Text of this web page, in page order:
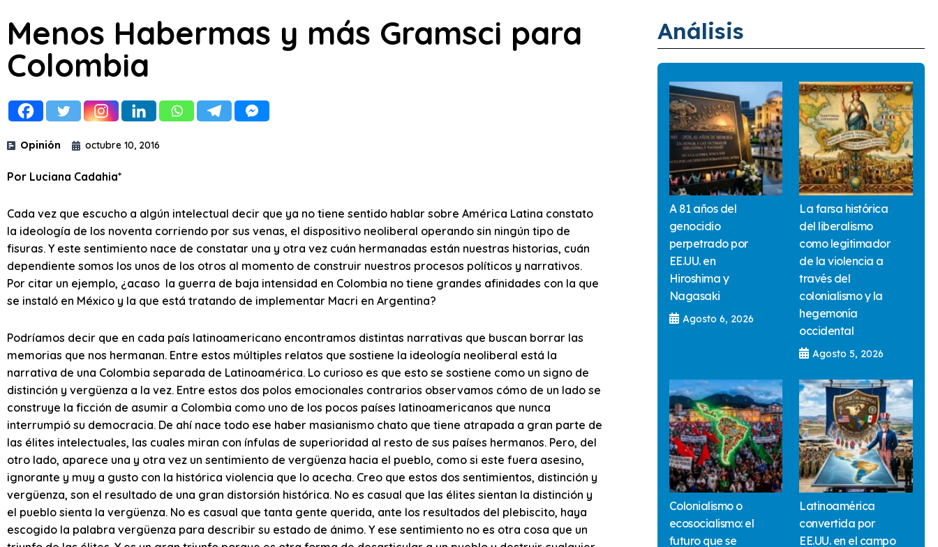
Menos Habermas y más Gramsci para
Colombia
Opinión octubre 10, 2016
Por Luciana Cadahia*
Cada vez que escucho a algún intelectual decir que ya no tiene sentido hablar sobre América Latina constato
la ideología de los noventa corriendo por sus venas, el dispositivo neoliberal operando sin ningún tipo de
fisuras. Y este sentimiento nace de constatar una y otra vez cuán hermanadas están nuestras historias, cuán
dependiente somos los unos de los otros al momento de construir nuestros procesos políticos y narrativos.
Por citar un ejemplo, ¿acaso la guerra de baja intensidad en Colombia no tiene grandes afinidades con la que
se instaló en México y la que está tratando de implementar Macri en Argentina?
Podríamos decir que en cada país latinoamericano encontramos distintas narrativas que buscan borrar las
memorias que nos hermanan. Entre estos múltiples relatos que sostiene la ideología neoliberal está la
narrativa de una Colombia separada de Latinoamérica. Lo curioso es que esto se sostiene como un signo de
distinción y vergüenza a la vez. Entre estos dos polos emocionales contrarios observamos cómo de un lado se
construye la ficción de asumir a Colombia como uno de los pocos países latinoamericanos que nunca
interrumpió su democracia. De ahí nace todo ese haber masianismo chato que tiene atrapada a gran parte de
las élites intelectuales, las cuales miran con ínfulas de superioridad al resto de sus países hermanos. Pero, del
otro lado, aparece una y otra vez un sentimiento de vergüenza hacia el pueblo, como si este fuera asesino,
ignorante y muy a gusto con la histórica violencia que lo acecha. Creo que estos dos sentimientos, distinción y
vergüenza, son el resultado de una gran distorsión histórica. No es casual que las élites sientan la distinción y
el pueblo sienta la vergüenza. No es casual que tanta gente querida, ante los resultados del plebiscito, haya
escogido la palabra vergüenza para describir su estado de ánimo. Y ese sentimiento no es otra cosa que un
Análisis
A 81 años del
genocidio
perpetrado por
EE.UU. en
Hiroshima y
Nagasaki
Agosto 6, 2026
La farsa histórica
del liberalismo
como legitimador
de la violencia a
través del
colonialismo y la
hegemonía
occidental
Agosto 5, 2026
Colonialismo o
ecosocialismo: el
futuro que se
Latinoamérica
convertida por
EE.UU. en el campo